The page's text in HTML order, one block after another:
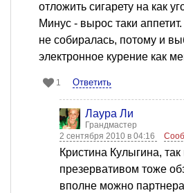
отложить сигарету на как
Минус - вырос таки
не собиралась, потому и
электронное курение как
1 Ответить
Лаура Ли
Грандмастер
2 сентября 2010 в 04:16
Кристина Кулыгина, так
презервативом тоже
вполне можно